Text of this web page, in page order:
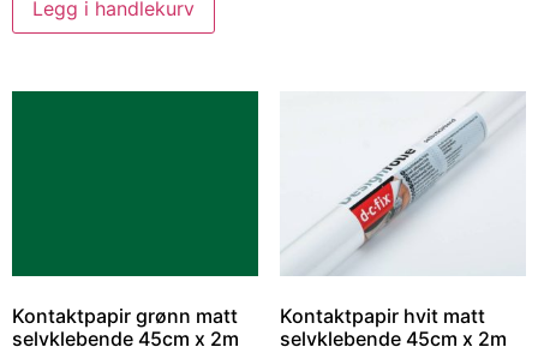
Legg i handlekurv
Kontaktpapir grønn matt
selvklebende 45cm x 2m
Kontaktpapir hvit matt
selvklebende 45cm x 2m